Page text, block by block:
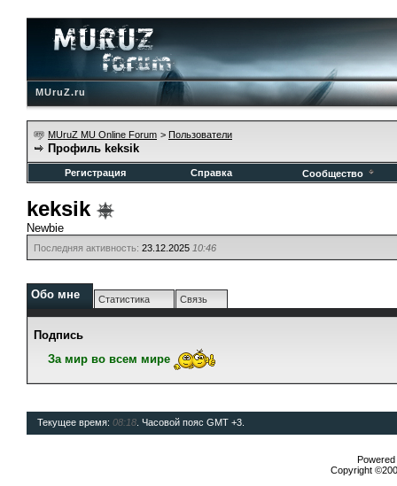
MUruZ.ru
MUruZ MU Online Forum > Пользователи
Профиль keksik
Регистрация Справка Сообщество
keksik
Newbie
Последняя активность: 23.12.2025 10:46
Обо мне Статистика Связь
Подпись
За мир во всем мире
Текущее время: 08:18 . Часовой пояс GMT +3.
Copyright